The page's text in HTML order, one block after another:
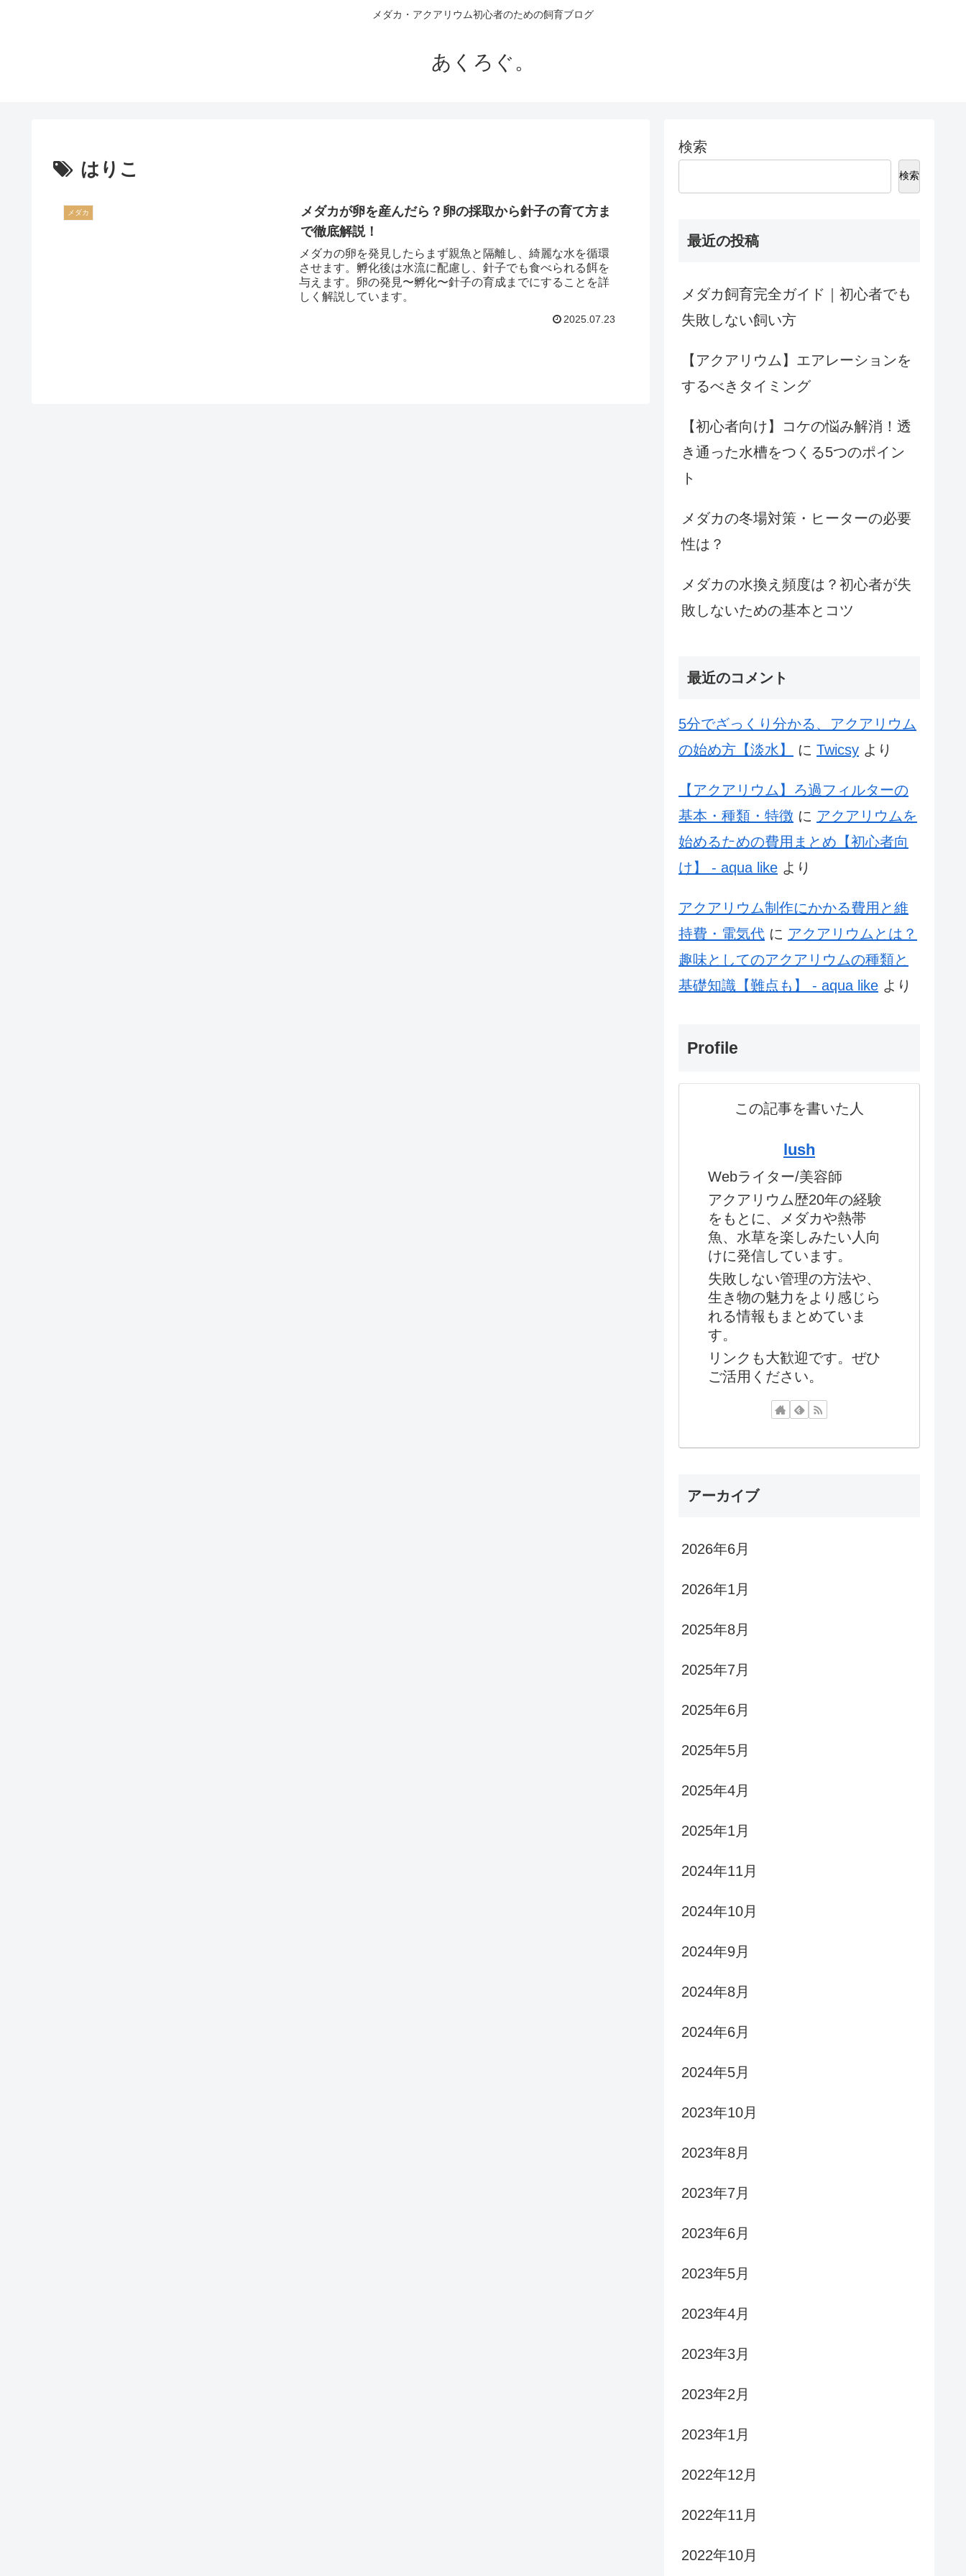
メダカ・アクアリウム初心者のための飼育ブログ
あくろぐ。
はりこ
メダカ
メダカが卵を産んだら？卵の採取から針子の育て方ま
で徹底解説！
メダカの卵を発見したらまず親魚と隔離し、綺麗な水を循環
させます。孵化後は水流に配慮し、針子でも食べられる餌を
与えます。卵の発見〜孵化〜針子の育成までにすることを詳
しく解説しています。
2025.07.23
検索
検索
最近の投稿
メダカ飼育完全ガイド｜初心者でも
失敗しない飼い方
【アクアリウム】エアレーションを
するべきタイミング
【初心者向け】コケの悩み解消！透
き通った水槽をつくる5つのポイン
ト
メダカの冬場対策・ヒーターの必要
性は？
メダカの水換え頻度は？初心者が失
敗しないための基本とコツ
最近のコメント
5分でざっくり分かる、アクアリウム
の始め方【淡水】
に Twicsy より
【アクアリウム】ろ過フィルターの
基本・種類・特徴 に アクアリウムを
始めるための費用まとめ【初心者向
け】 - aqua like より
アクアリウム制作にかかる費用と維
持費・電気代 に アクアリウムとは？
趣味としてのアクアリウムの種類と
基礎知識【難点も】 - aqua like より
Profile
この記事を書いた人
lush
Webライター/美容師
アクアリウム歴20年の経験
をもとに、メダカや熱帯
魚、水草を楽しみたい人向
けに発信しています。
失敗しない管理の方法や、
生き物の魅力をより感じら
れる情報もまとめていま
す。
リンクも大歓迎です。ぜひ
ご活用ください。
アーカイブ
2026年6月
2026年1月
2025年8月
2025年7月
2025年6月
2025年5月
2025年4月
2025年1月
2024年11月
2024年10月
2024年9月
2024年8月
2024年6月
2024年5月
2023年10月
2023年8月
2023年7月
2023年6月
2023年5月
2023年4月
2023年3月
2023年2月
2023年1月
2022年12月
2022年11月
2022年10月